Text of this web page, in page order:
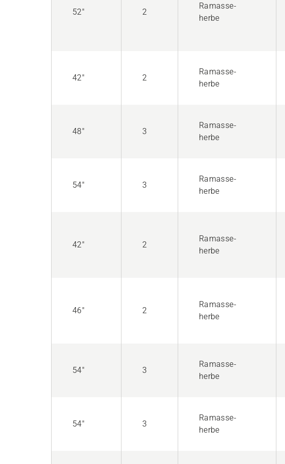
52" 2
Ramasse-
herbe
42" 2
Ramasse-
herbe
48" 3
Ramasse-
herbe
54" 3
Ramasse-
herbe
42" 2
Ramasse-
herbe
46" 2
Ramasse-
herbe
54" 3
Ramasse-
herbe
54" 3
Ramasse-
herbe